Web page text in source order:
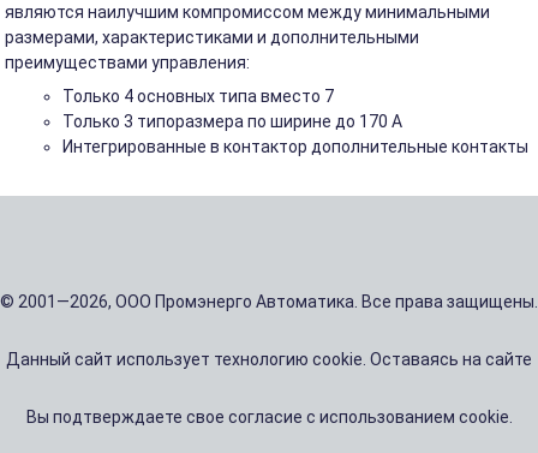
являются наилучшим компромиссом между минимальными
размерами, характеристиками и дополнительными
преимуществами управления:
Только 4 основных типа вместо 7
Только 3 типоразмера по ширине до 170 A
Интегрированные в контактор дополнительные контакты
© 2001—2026, ООО Промэнерго Автоматика. Все права защищены.
Данный сайт использует технологию cookie. Оставаясь на сайте
Вы подтверждаете свое согласие с использованием cookie.